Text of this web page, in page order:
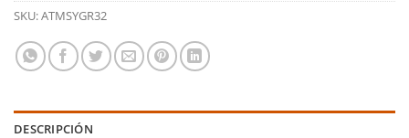
SKU:ATMSYGR32
DESCRIPCIÓN